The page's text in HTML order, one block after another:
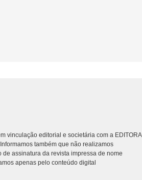
vinculação editorial e societária com a EDITORA
também que não realizamos
assinatura da revista impressa de nome
apenas pelo conteúdo digital